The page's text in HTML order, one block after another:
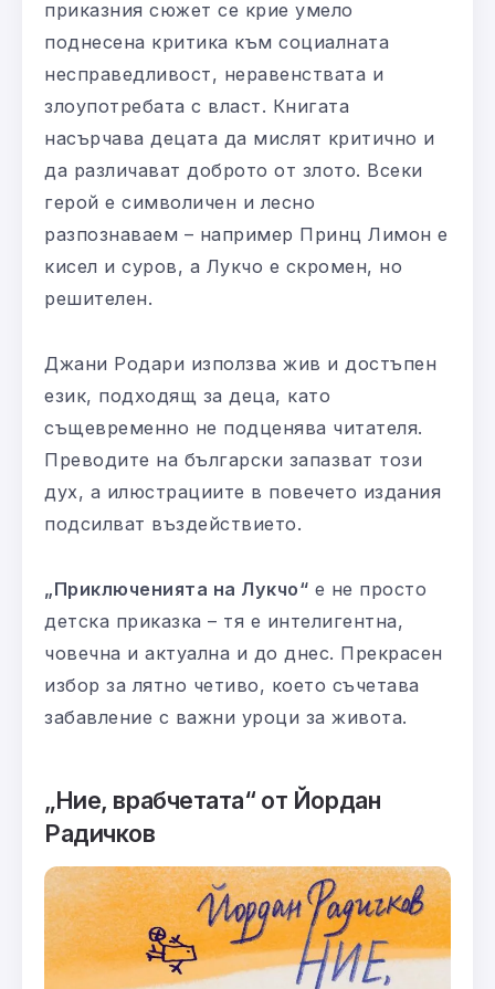
приказния сюжет се крие умело
поднесена критика към социалната
несправедливост, неравенствата и
злоупотребата с власт. Книгата
насърчава децата да мислят критично и
да различават доброто от злото. Всеки
герой е символичен и лесно
разпознаваем – например Принц Лимон е
кисел и суров, а Лукчо е скромен, но
решителен.
Джани Родари използва жив и достъпен
език, подходящ за деца, като
същевременно не подценява читателя.
Преводите на български запазват този
дух, а илюстрациите в повечето издания
подсилват въздействието.
„Приключенията на Лукчо“ е не просто
детска приказка – тя е интелигентна,
човечна и актуална и до днес. Прекрасен
избор за лятно четиво, което съчетава
забавление с важни уроци за живота.
„Ние, врабчетата“ от Йордан
Радичков